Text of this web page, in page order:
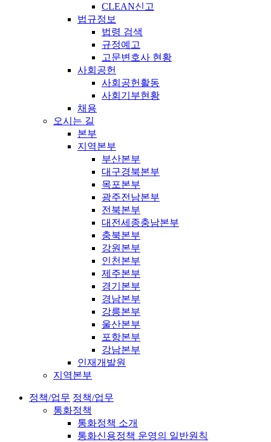
CLEAN신고
법규정보
법령 검색
규정예고
고문변호사 현황
사회공헌
사회공헌활동
사회기부현황
채용
오시는 길
본부
지역본부
부산본부
대구경북본부
목포본부
광주전남본부
전북본부
대전세종충남본부
충북본부
강원본부
인천본부
제주본부
경기본부
경남본부
강릉본부
울산본부
포항본부
강남본부
인재개발원
지역본부
정책/업무 정책/업무
통화정책
통화정책 소개
통화신용정책 운영의 일반원칙